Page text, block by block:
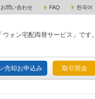
お問い合わせ FAQ 한국어
ォン宅配両替サービス」です。
売却お申込み 取引照会
ウォン売却お申込み 取引照会